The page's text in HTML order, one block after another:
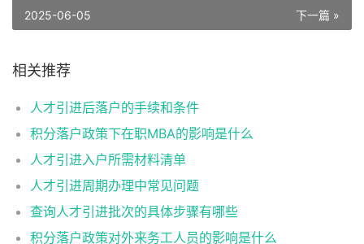
下一篇 »
2025-06-05
相关推荐
人才引进后落户的手续和条件
积分落户政策下在职MBA的影响是什么
人才引进入户所需材料清单
人才引进周期办理中常见问题
查询人才引进批次的具体步骤有哪些
积分落户政策对外来务工人员的影响是什么